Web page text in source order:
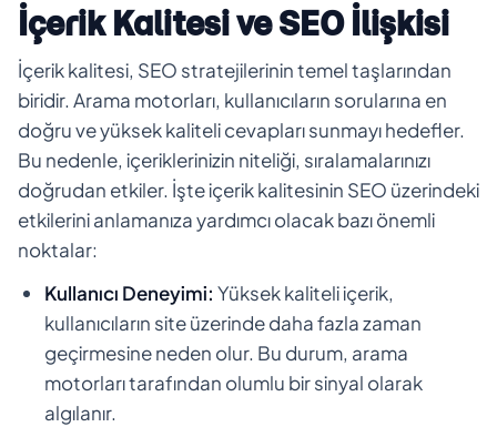
İçerik Kalitesi ve SEO İlişkisi
İçerik kalitesi, SEO stratejilerinin temel taşlarından
biridir. Arama motorları, kullanıcıların sorularına en
doğru ve yüksek kaliteli cevapları sunmayı hedefler.
Bu nedenle, içeriklerinizin niteliği, sıralamalarınızı
doğrudan etkiler. İşte içerik kalitesinin SEO üzerindeki
etkilerini anlamanıza yardımcı olacak bazı önemli
noktalar:
Kullanıcı Deneyimi: Yüksek kaliteli içerik,
kullanıcıların site üzerinde daha fazla zaman
geçirmesine neden olur. Bu durum, arama
motorları tarafından olumlu bir sinyal olarak
algılanır.